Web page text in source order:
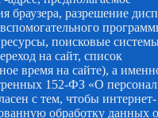
браузера, разрешение
поисковые
на сайт, список
время на сайте), а
152-ФЗ «О
с тем, чтобы интернет-
обработку данных о